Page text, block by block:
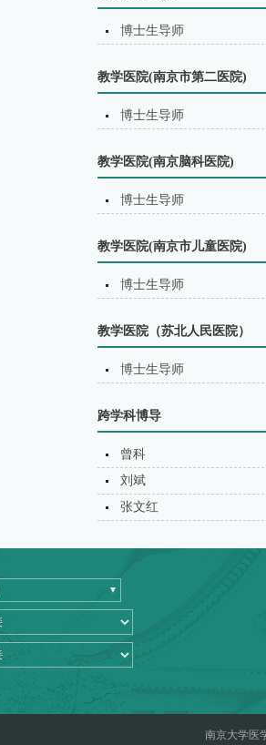
博士生导师
教学医院(南京市第二医院)
博士生导师
教学医院(南京脑科医院)
博士生导师
教学医院(南京市儿童医院)
博士生导师
教学医院（苏北⼈⺠医院）
博士生导师
跨学科博导
曾科
刘斌
张文红
南京大学医